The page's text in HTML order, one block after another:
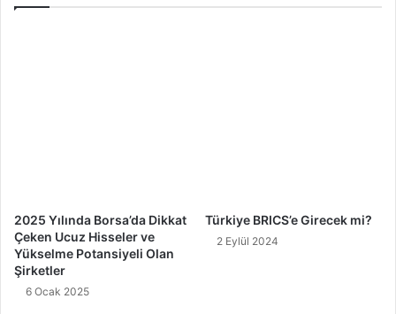
2025 Yılında Borsa’da Dikkat
Çeken Ucuz Hisseler ve
Yükselme Potansiyeli Olan
Şirketler
6 Ocak 2025
Türkiye BRICS’e Girecek mi?
2 Eylül 2024